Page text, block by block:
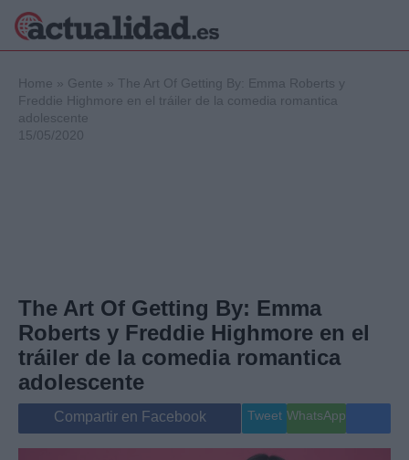
Viajes
Gente
Musica
Home » Gente » The Art Of Getting By: Emma Roberts y
Freddie Highmore en el tráiler de la comedia romantica
adolescente
15/05/2020
The Art Of Getting By: Emma
Roberts y Freddie Highmore en el
tráiler de la comedia romantica
adolescente
Compartir en Facebook Tweet WhatsApp